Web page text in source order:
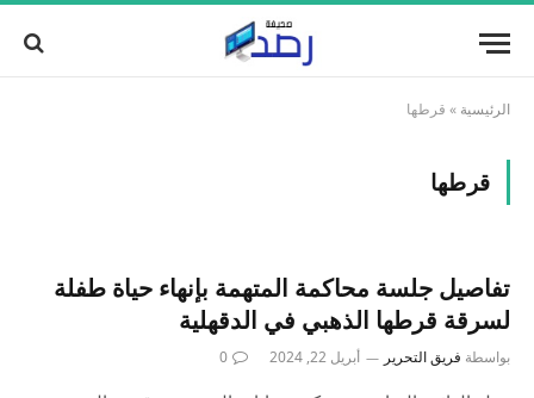
الرئيسية » قرطها
قرطها
تفاصيل جلسة محاكمة المتهمة بإنهاء حياة طفلة
لسرقة قرطها الذهبي في الدقهلية
بواسطة فريق التحرير أبريل 22, 2024 0